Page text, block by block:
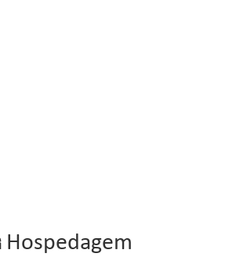
Hospedagem